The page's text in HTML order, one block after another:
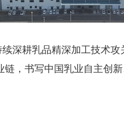
深耕乳品精深加工技术
，书写中国乳业自主创